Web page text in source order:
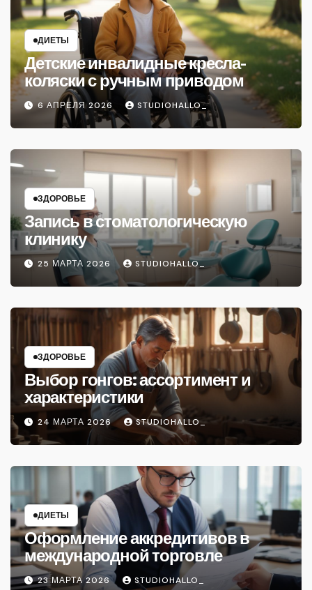
ДИЕТЫ
Детские инвалидные кресла-
коляски с ручным приводом
6 АПРЕЛЯ 2026 STUDIOHALLO_
ЗДОРОВЬЕ
Запись в стоматологическую
клинику
25 МАРТА 2026 STUDIOHALLO_
ЗДОРОВЬЕ
Выбор гонгов: ассортимент и
характеристики
24 МАРТА 2026 STUDIOHALLO_
ДИЕТЫ
Оформление аккредитивов в
международной торговле
23 МАРТА 2026 STUDIOHALLO_